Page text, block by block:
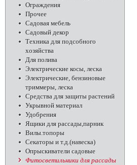
Ограждения
Прочее
Садовая мебель
Садовый декор
Техника для подсобного
хозяйства
Для полива
Электрические косы, леска
Электрические, бензиновые
триммеры, леска
Средства для защиты растений
Укрывной материал
Удобрения
Ящики для рассады,парник
Вилы.топоры
Секаторы и т.д.(навеска)
Опрыскиватели садовые
Фитосветильники для рассады